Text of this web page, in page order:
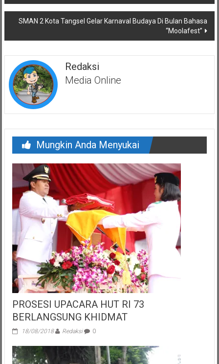
SMAN 2 Kota Tangsel Gelar Karnaval Budaya Di Bulan Bahasa
“Moolafest”
Redaksi
Media Online
Mungkin Anda Menyukai
PROSESI UPACARA HUT RI 73
BERLANGSUNG KHIDMAT
18/08/2018 Redaksi 0